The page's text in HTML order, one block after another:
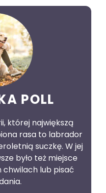
POLL
której największą
rasa to labrador
suczkę. W jej
było też miejsce
chwilach lub pisać